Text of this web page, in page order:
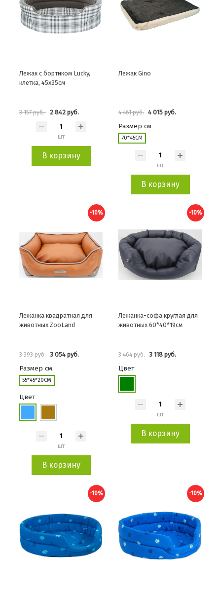
Лежак с бортиком Lucky,
клетка, 45х35см
3 157 руб. 2 842 руб.
шт
В корзину
Лежак Gino
4 461 руб. 4 015 руб.
Размер см
70*45СМ
шт
В корзину
-10%
Лежанка квадратная для
животных ZooLand
3 393 руб. 3 054 руб.
Размер см
55*45*20СМ
Цвет
шт
В корзину
-10%
Лежанка-софа круглая для
животных 60*40*19см
3 464 руб. 3 118 руб.
Цвет
шт
В корзину
-10% -10%